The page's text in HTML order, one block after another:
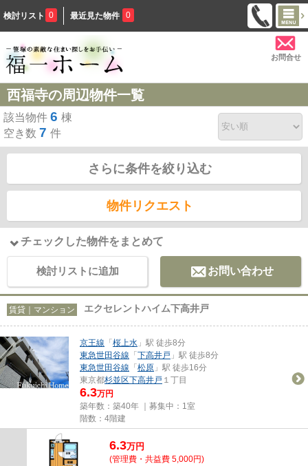
検討リスト 0 最近見た物件 0
お問合せ
西福寺の周辺物件一覧
該当物件 6 棟
空き数 7 件
さらに条件を絞り込む
物件リクエスト
チェックした物件をまとめて
検討リストに追加 お問い合わせ
賃貸｜マンション エクセレントハイム下高井戸
京王線 「桜上水 」駅 徒歩8分
東急世田谷線 「下高井戸 」駅 徒歩8分
東急世田谷線 「松原 」駅 徒歩16分
東京都杉並区下高井戸 １丁目
6.3万円
築年数：築40年 ｜募集中： 1室
階数：4階建
6.3万円
(管理費・共益費 5,000円)